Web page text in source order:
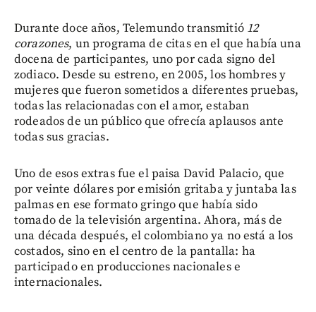
Durante doce años, Telemundo transmitió 12
corazones, un programa de citas en el que había una
docena de participantes, uno por cada signo del
zodiaco. Desde su estreno, en 2005, los hombres y
mujeres que fueron sometidos a diferentes pruebas,
todas las relacionadas con el amor, estaban
rodeados de un público que ofrecía aplausos ante
todas sus gracias.
Uno de esos extras fue el paisa David Palacio, que
por veinte dólares por emisión gritaba y juntaba las
palmas en ese formato gringo que había sido
tomado de la televisión argentina. Ahora, más de
una década después, el colombiano ya no está a los
costados, sino en el centro de la pantalla: ha
participado en producciones nacionales e
internacionales.